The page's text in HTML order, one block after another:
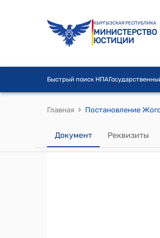
КЫРГЫЗСКАЯ РЕСПУБЛИКА
МИНИСТЕРСТВО
ЮСТИЦИИ
Быстрый поиск НПА
Главная ›
Документ Реквизиты